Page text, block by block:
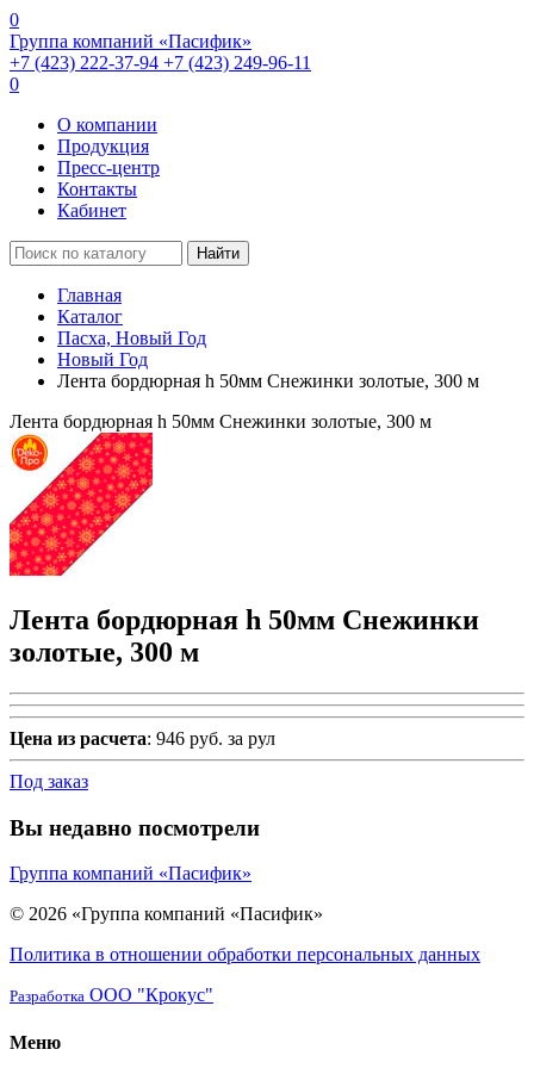
0
Группа компаний «Пасифик»
+7 (423) 222-37-94 +7 (423) 249-96-11
0
О компании
Продукция
Пресс-центр
Контакты
Кабинет
Найти
Главная
Каталог
Пасха, Новый Год
Новый Год
Лента бордюрная h 50мм Снежинки золотые, 300 м
Лента бордюрная h 50мм Снежинки золотые, 300 м
Лента бордюрная h 50мм Снежинки
золотые, 300 м
Цена из расчета: 946 руб. за рул
Под заказ
Вы недавно посмотрели
Группа компаний «Пасифик»
© 2026 «Группа компаний «Пасифик»
Политика в отношении обработки персональных данных
Разработка ООО "Крокус"
Меню